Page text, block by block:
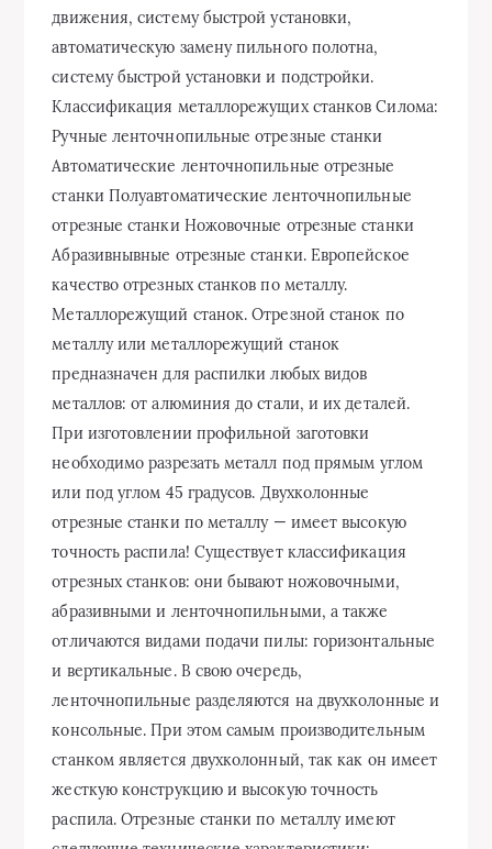
движения, систему быстрой установки,
автоматическую замену пильного полотна,
систему быстрой установки и подстройки.
Классификация металлорежущих станков Силома:
Ручные ленточнопильные отрезные станки
Автоматические ленточнопильные отрезные
станки Полуавтоматические ленточнопильные
отрезные станки Ножовочные отрезные станки
Абразивнывные отрезные станки. Европейское
качество отрезных станков по металлу.
Металлорежущий станок. Отрезной станок по
металлу или металлорежущий станок
предназначен для распилки любых видов
металлов: от алюминия до стали, и их деталей.
При изготовлении профильной заготовки
необходимо разрезать металл под прямым углом
или под углом 45 градусов. Двухколонные
отрезные станки по металлу — имеет высокую
точность распила! Существует классификация
отрезных станков: они бывают ножовочными,
абразивными и ленточнопильными, а также
отличаются видами подачи пилы: горизонтальные
и вертикальные. В свою очередь,
ленточнопильные разделяются на двухколонные и
консольные. При этом самым производительным
станком является двухколонный, так как он имеет
жесткую конструкцию и высокую точность
распила. Отрезные станки по металлу имеют